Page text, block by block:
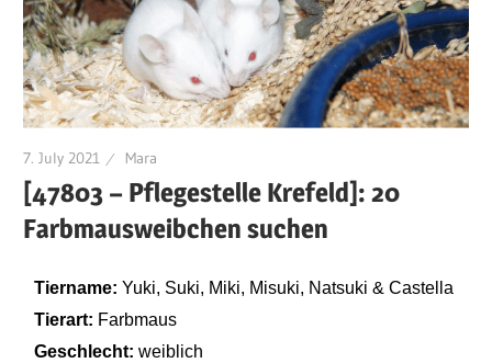
7. July 2021 Mara
[47803 – Pflegestelle Krefeld]: 20
Farbmausweibchen suchen
Tiername: Yuki, Suki, Miki, Misuki, Natsuki & Castella
Tierart: Farbmaus
Geschlecht:weiblich